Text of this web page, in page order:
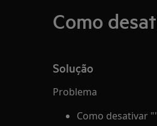
Como
Solução
Problema
Como desativar